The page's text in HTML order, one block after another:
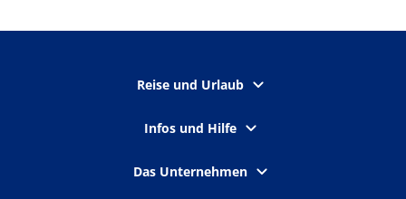
Reise und Urlaub
Infos und Hilfe
Das Unternehmen